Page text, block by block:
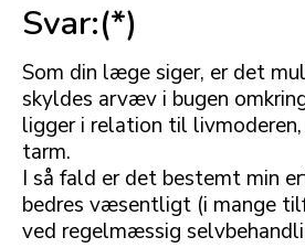
Svar:(*)
Som din læge siger, er det
skyldes arvæv i bugen
ligger i relation til
tarm.
I så fald er det bestemt min
bedres væsentligt (i mange
ved regelmæssig